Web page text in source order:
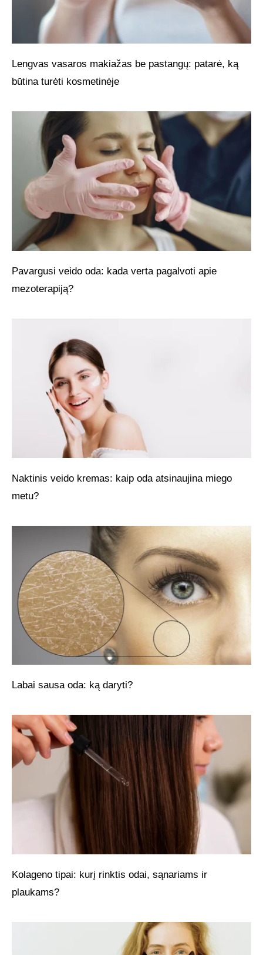
Lengvas vasaros makiažas be pastangų: patarė, ką
būtina turėti kosmetinėje
Pavargusi veido oda: kada verta pagalvoti apie
mezoterapiją?
Naktinis veido kremas: kaip oda atsinaujina miego
metu?
Labai sausa oda: ką daryti?
Kolageno tipai: kurį rinktis odai, sąnariams ir
plaukams?